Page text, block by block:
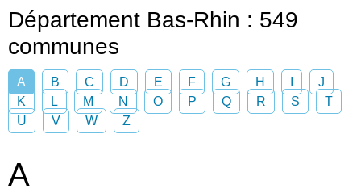
Département Bas-Rhin : 549
communes
A B C D E F G H
J
K
L M N O P Q R S
T
U
V W Z
A